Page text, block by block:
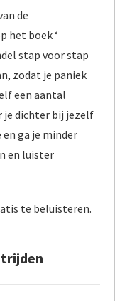
de
het boek ‘
stap voor stap
zodat je paniek
een aantal
je dichter bij jezelf
ga je minder
en luister
te beluisteren.